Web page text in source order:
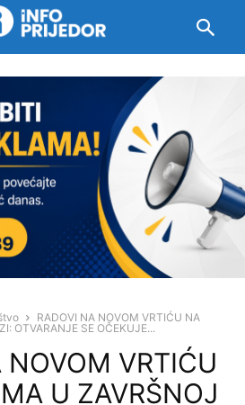
RADOVI NA NOVOM VRTIĆU NA
OTVARANJE SE OČEKUJE...
NOVOM VRTIĆU
U ZAVRŠNOJ